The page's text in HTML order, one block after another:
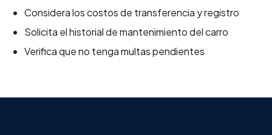
Considera los costos de transferencia y registro
Solicita el historial de mantenimiento del carro
Verifica que no tenga multas pendientes